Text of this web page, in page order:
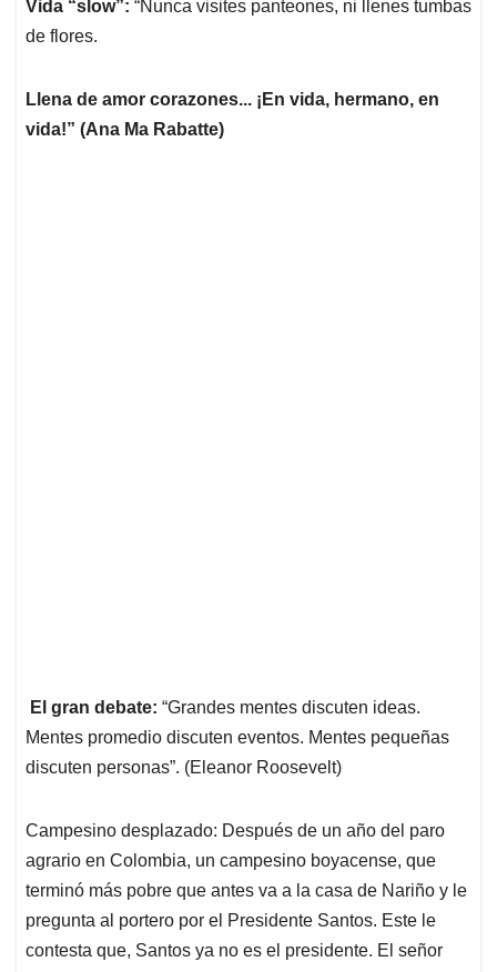
Vida “slow”: “Nunca visites panteones, ni llenes tumbas
de flores.
Llena de amor corazones... ¡En vida, hermano, en
vida!” (Ana Ma Rabatte)
El gran debate: “Grandes mentes discuten ideas.
Mentes promedio discuten eventos. Mentes pequeñas
discuten personas”. (Eleanor Roosevelt)
Campesino desplazado: Después de un año del paro
agrario en Colombia, un campesino boyacense, que
terminó más pobre que antes va a la casa de Nariño y le
pregunta al portero por el Presidente Santos. Este le
contesta que, Santos ya no es el presidente. El señor